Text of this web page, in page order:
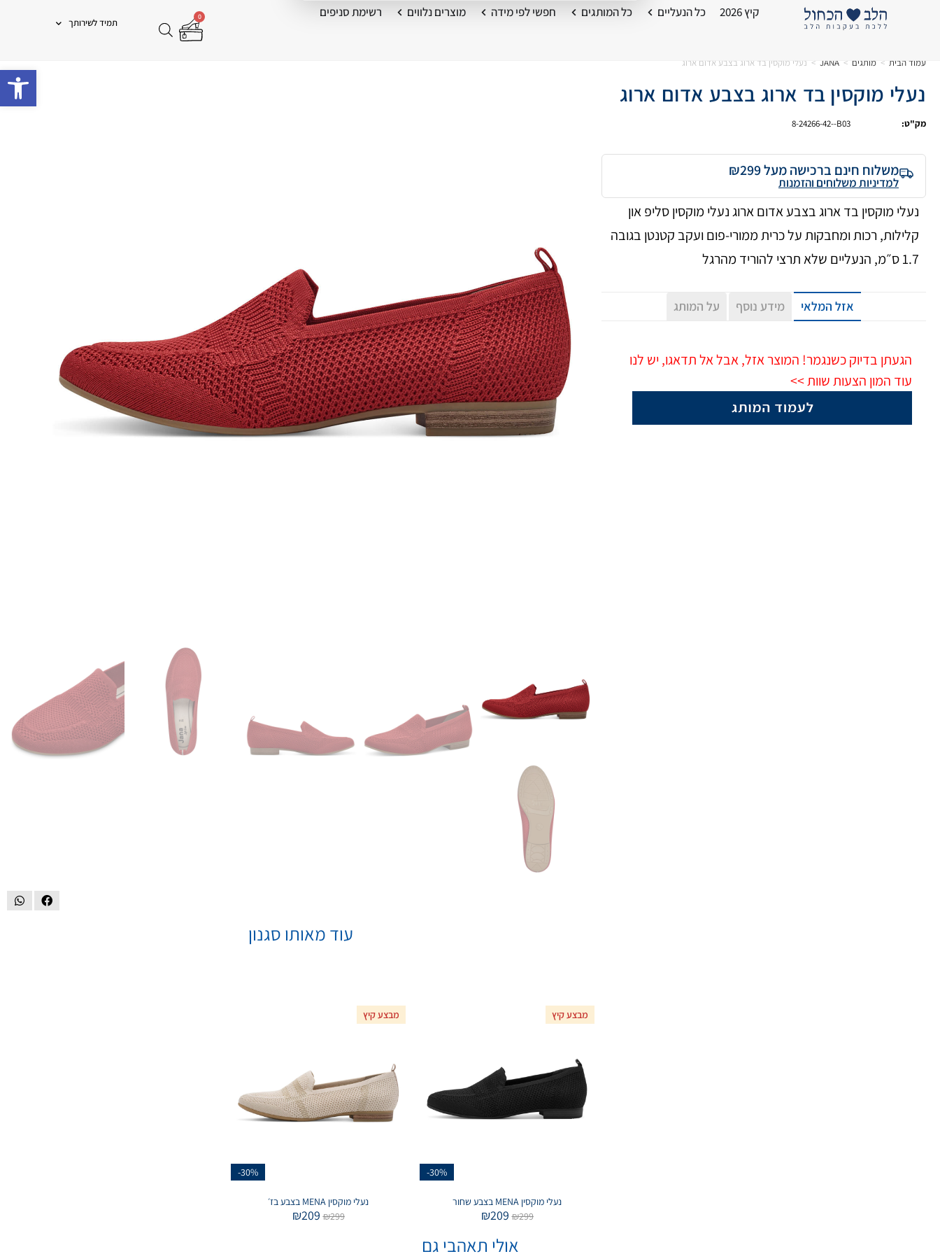
קיץ 2026 כל הנעליים כל המותגים חפשי לפי מידה מוצרים נלווים רשימת סניפים 0
תמיד לשירותך
עמוד הבית > מותגים >
JANA
> נעלי מוקסין בד ארוג בצבע אדום ארוג
נעלי מוקסין בד ארוג בצבע אדום ארוג
מק"ט: 8-24266-42--B03
משלוח חינם ברכישה מעל ₪299
למדיניות משלוחים והזמנות
נעלי מוקסין בד ארוג בצבע אדום ארוג נעלי מוקסין סליפ און
קלילות, רכות ומחבקות על כרית ממורי-פום ועקב קטנטן בגובה
1.7 ס״מ, הנעליים שלא תרצי להוריד מהרגל
אזל המלאי מידע נוסף על המותג
הגעתן בדיוק כשנגמר! המוצר אזל, אבל אל תדאגו, יש לנו
עוד המון הצעות שוות >>
עוד מאותו סגנון
מבצע קיץ
-30%
נעלי מוקסין MENA בצבע שחור
₪299
₪209
מבצע קיץ
-30%
נעלי מוקסין MENA בצבע בז׳
₪299
₪209
אולי תאהבי גם